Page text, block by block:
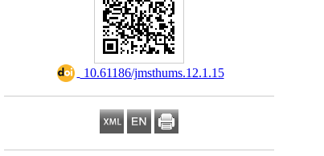
‎ 10.61186/jmsthums.12.1.15